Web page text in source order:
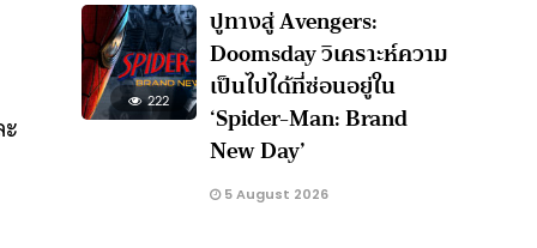
222
ปูทางสู่ Avengers:
Doomsday วิเคราะห์ความ
เป็นไปได้ที่ซ่อนอยู่ใน
‘Spider-Man: Brand
New Day’
5 August 2026